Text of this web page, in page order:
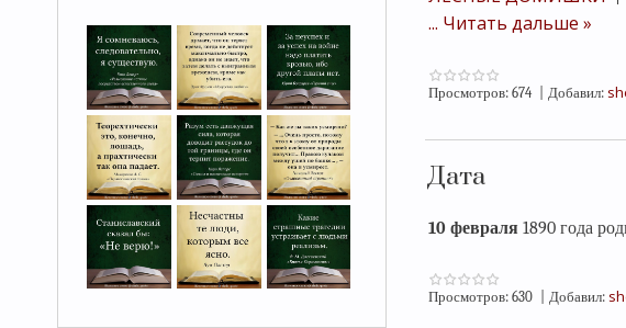
... Читать дальше »
Просмотров: 674 Добавил:
Дата
10 февраля 1890 года
Просмотров: 630 Добавил: